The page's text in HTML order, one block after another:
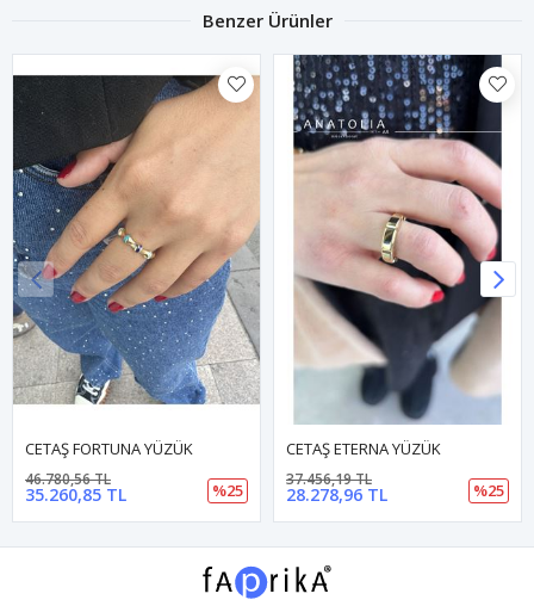
Benzer Ürünler
CETAŞ FORTUNA YÜZÜK
35.260,85 TL
46.780,56 TL
%25
CETAŞ ETERNA YÜZÜK
28.278,96 TL
37.456,19 TL
%25